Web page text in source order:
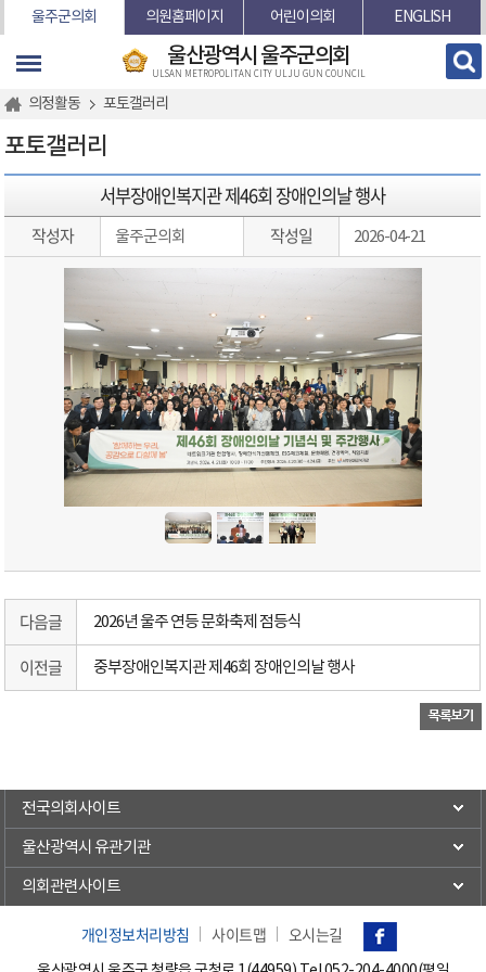
본문바로가기
울주군의회 의원홈페이지 어린이의회 ENGLISH
울산광역시 울주군의회
ULSAN METROPOLITAN CITY ULJU GUN COUNCIL
의정활동 포토갤러리
포토갤러리
서부장애인복지관 제46회 장애인의날 행사
작성자 울주군의회 작성일 2026-04-21
다음글 2026년 울주 연등 문화축제 점등식
이전글 중부장애인복지관 제46회 장애인의날 행사
전국의회사이트
울산광역시 유관기관
의회관련사이트
개인정보처리방침 사이트맵 오시는길